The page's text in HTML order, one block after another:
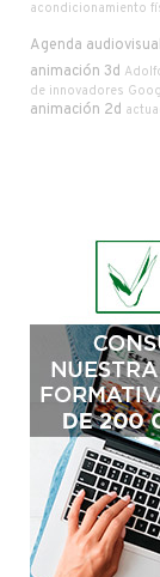
acondicionamiento
Agenda audiovisual
animación 3d
de innovadores
animación 2d